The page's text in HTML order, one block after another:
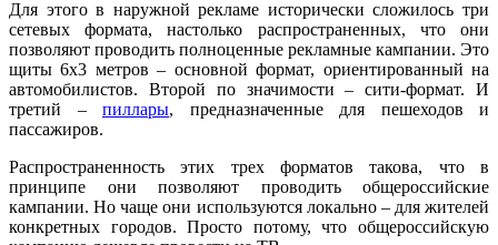
Для этого в наружной рекламе исторически сложилось три
сетевых формата, настолько распространенных, что они
позволяют проводить полноценные рекламные кампании. Это
щиты 6х3 метров – основной формат, ориентированный на
автомобилистов. Второй по значимости – сити-формат. И
третий – пиллары, предназначенные для пешеходов и
пассажиров.
Распространенность этих трех форматов такова, что в
принципе они позволяют проводить общероссийские
кампании. Но чаще они используются локально – для жителей
конкретных городов. Просто потому, что общероссийскую